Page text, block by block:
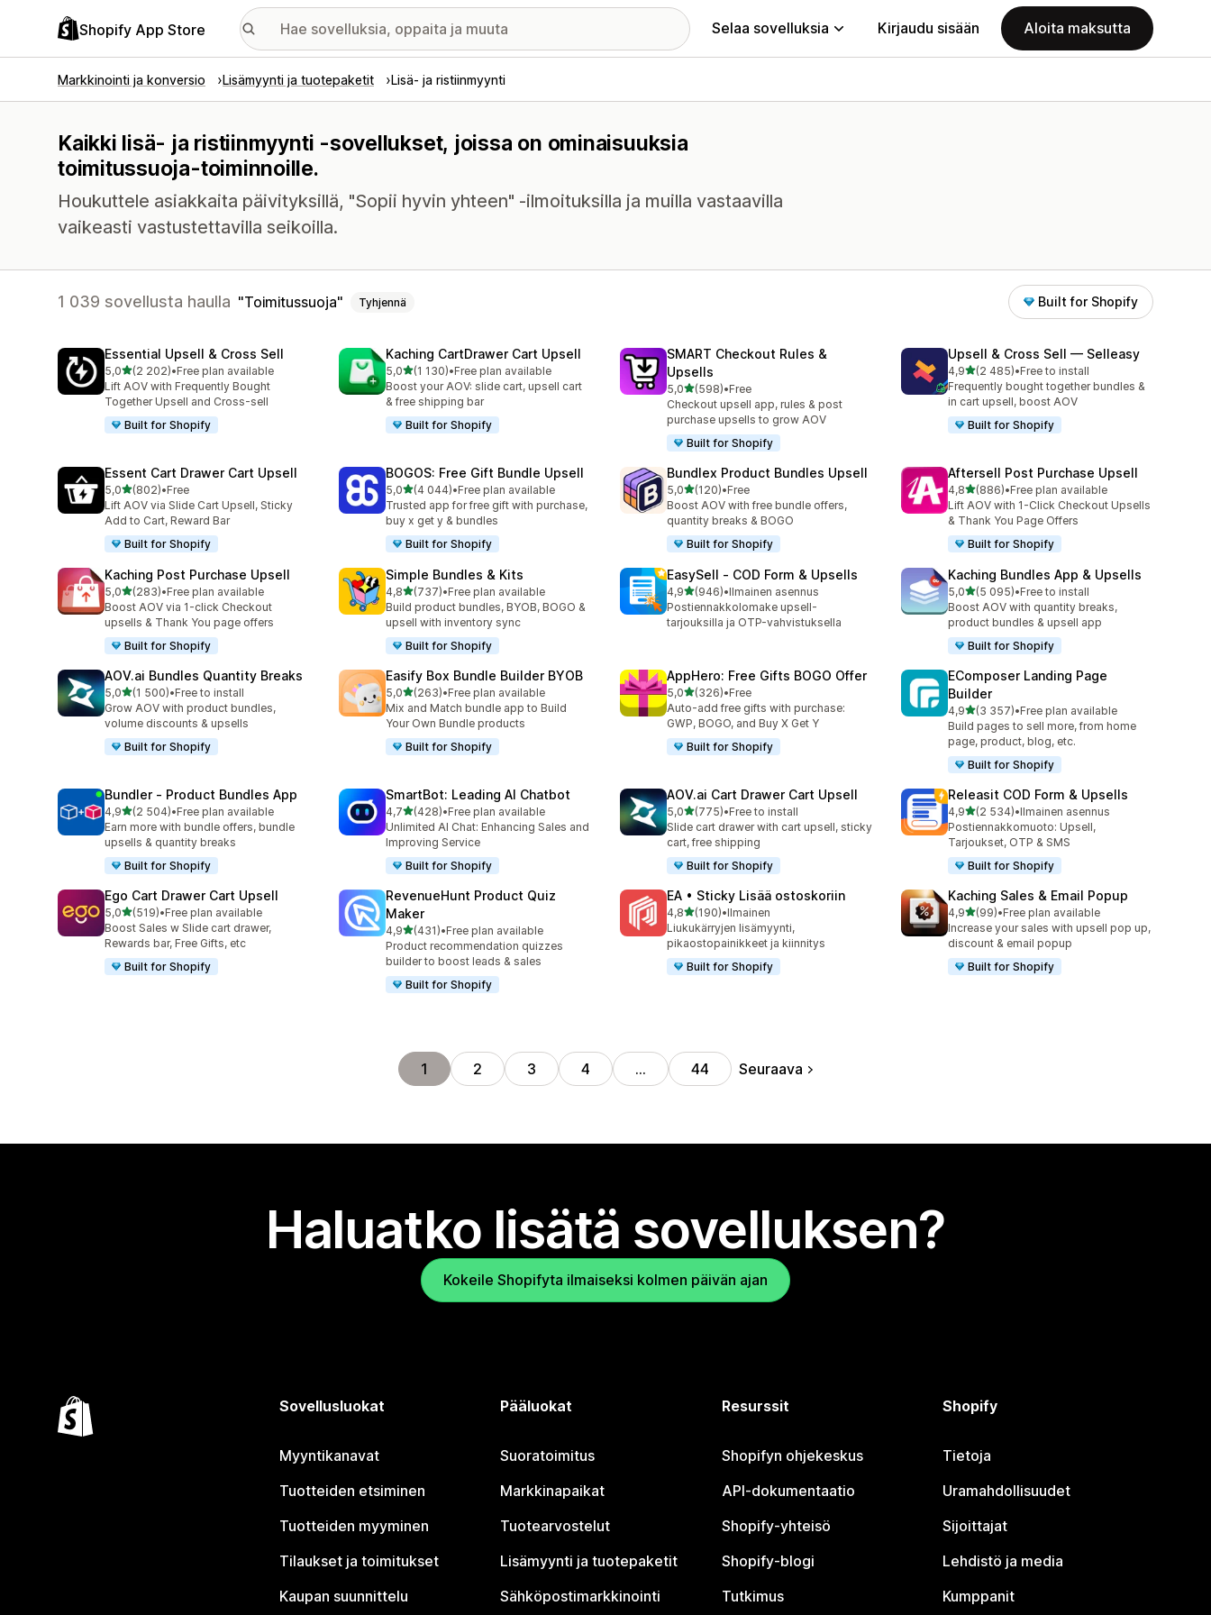
Shopify App Store Selaa sovelluksia Kirjaudu sisään Aloita maksutta
Markkinointi ja konversio Lisämyynti ja tuotepaketit Lisä- ja ristiinmyynti
Kaikki lisä- ja ristiinmyynti -sovellukset, joissa on ominaisuuksia
toimitussuoja-toiminnoille.
Houkuttele asiakkaita päivityksillä, "Sopii hyvin yhteen" -ilmoituksilla ja muilla vastaavilla
vaikeasti vastustettavilla seikoilla.
1 039 sovellusta haulla Toimitussuoja Tyhjennä Built for Shopify
Essential Upsell & Cross Sell
5,0/ 5 tähteä
(2 202)
2202 arvostelua yhteensä
•Free plan available
Lift AOV with Frequently Bought
Together Upsell and Cross-sell
Built for Shopify
Kaching CartDrawer Cart Upsell
5,0/ 5 tähteä
(1 130)
1130 arvostelua yhteensä
•Free plan available
Boost your AOV: slide cart, upsell cart
& free shipping bar
Built for Shopify
SMART Checkout Rules &
Upsells
5,0/ 5 tähteä
(598)
598 arvostelua yhteensä
•Free
Checkout upsell app, rules & post
purchase upsells to grow AOV
Built for Shopify
Upsell & Cross Sell — Selleasy
4,9/ 5 tähteä
(2 485)
2485 arvostelua yhteensä
•Free to install
Frequently bought together bundles &
in cart upsell, boost AOV
Built for Shopify
Essent Cart Drawer Cart Upsell
5,0/ 5 tähteä
(802)
802 arvostelua yhteensä
•Free
Lift AOV via Slide Cart Upsell, Sticky
Add to Cart, Reward Bar
Built for Shopify
BOGOS: Free Gift Bundle Upsell
5,0/ 5 tähteä
(4 044)
4044 arvostelua yhteensä
•Free plan available
Trusted app for free gift with purchase,
buy x get y & bundles
Built for Shopify
Bundlex Product Bundles Upsell
5,0/ 5 tähteä
(120)
120 arvostelua yhteensä
•Free
Boost AOV with free bundle offers,
quantity breaks & BOGO
Built for Shopify
Aftersell Post Purchase Upsell
4,8/ 5 tähteä
(886)
886 arvostelua yhteensä
•Free plan available
Lift AOV with 1-Click Checkout Upsells
& Thank You Page Offers
Built for Shopify
Kaching Post Purchase Upsell
5,0/ 5 tähteä
(283)
283 arvostelua yhteensä
•Free plan available
Boost AOV via 1-click Checkout
upsells & Thank You page offers
Built for Shopify
Simple Bundles & Kits
4,8/ 5 tähteä
(737)
737 arvostelua yhteensä
•Free plan available
Build product bundles, BYOB, BOGO &
upsell with inventory sync
Built for Shopify
EasySell ‑ COD Form & Upsells
4,9/ 5 tähteä
(946)
946 arvostelua yhteensä
•Ilmainen asennus
Postiennakkolomake upsell-
tarjouksilla ja OTP-vahvistuksella
Kaching Bundles App & Upsells
5,0/ 5 tähteä
(5 095)
5095 arvostelua yhteensä
•Free to install
Boost AOV with quantity breaks,
product bundles & upsell app
Built for Shopify
AOV.ai Bundles Quantity Breaks
5,0/ 5 tähteä
(1 500)
1500 arvostelua yhteensä
•Free to install
Grow AOV with product bundles,
volume discounts & upsells
Built for Shopify
Easify Box Bundle Builder BYOB
5,0/ 5 tähteä
(263)
263 arvostelua yhteensä
•Free plan available
Mix and Match bundle app to Build
Your Own Bundle products
Built for Shopify
AppHero: Free Gifts BOGO Offer
5,0/ 5 tähteä
(326)
326 arvostelua yhteensä
•Free
Auto-add free gifts with purchase:
GWP, BOGO, and Buy X Get Y
Built for Shopify
EComposer Landing Page
Builder
4,9/ 5 tähteä
(3 357)
3357 arvostelua yhteensä
•Free plan available
Build pages to sell more, from home
page, product, blog, etc.
Built for Shopify
Bundler ‑ Product Bundles App
4,9/ 5 tähteä
(2 504)
2504 arvostelua yhteensä
•Free plan available
Earn more with bundle offers, bundle
upsells & quantity breaks
Built for Shopify
SmartBot: Leading AI Chatbot
4,7/ 5 tähteä
(428)
428 arvostelua yhteensä
•Free plan available
Unlimited AI Chat: Enhancing Sales and
Improving Service
Built for Shopify
AOV.ai Cart Drawer Cart Upsell
5,0/ 5 tähteä
(775)
775 arvostelua yhteensä
•Free to install
Slide cart drawer with cart upsell, sticky
cart, free shipping
Built for Shopify
Releasit COD Form & Upsells
4,9/ 5 tähteä
(2 534)
2534 arvostelua yhteensä
•Ilmainen asennus
Postiennakkomuoto: Upsell,
Tarjoukset, OTP & SMS
Built for Shopify
Ego Cart Drawer Cart Upsell
5,0/ 5 tähteä
(519)
519 arvostelua yhteensä
•Free plan available
Boost Sales w Slide cart drawer,
Rewards bar, Free Gifts, etc
Built for Shopify
RevenueHunt Product Quiz
Maker
4,9/ 5 tähteä
(431)
431 arvostelua yhteensä
•Free plan available
Product recommendation quizzes
builder to boost leads & sales
Built for Shopify
EA • Sticky Lisää ostoskoriin
4,8/ 5 tähteä
(190)
190 arvostelua yhteensä
•Ilmainen
Liukukärryjen lisämyynti,
pikaostopainikkeet ja kiinnitys
Built for Shopify
Kaching Sales & Email Popup
4,9/ 5 tähteä
(99)
99 arvostelua yhteensä
•Free plan available
Increase your sales with upsell pop up,
discount & email popup
Built for Shopify
1 2 3 4 … 44 Seuraava
Haluatko lisätä sovelluksen?
Kokeile Shopifyta ilmaiseksi kolmen päivän ajan
Sovellusluokat
Myyntikanavat
Tuotteiden etsiminen
Tuotteiden myyminen
Tilaukset ja toimitukset
Kaupan suunnittelu
Pääluokat
Suoratoimitus
Markkinapaikat
Tuotearvostelut
Lisämyynti ja tuotepaketit
Sähköpostimarkkinointi
Resurssit
Shopifyn ohjekeskus
API-dokumentaatio
Shopify-yhteisö
Shopify-blogi
Tutkimus
Shopify
Tietoja
Uramahdollisuudet
Sijoittajat
Lehdistö ja media
Kumppanit